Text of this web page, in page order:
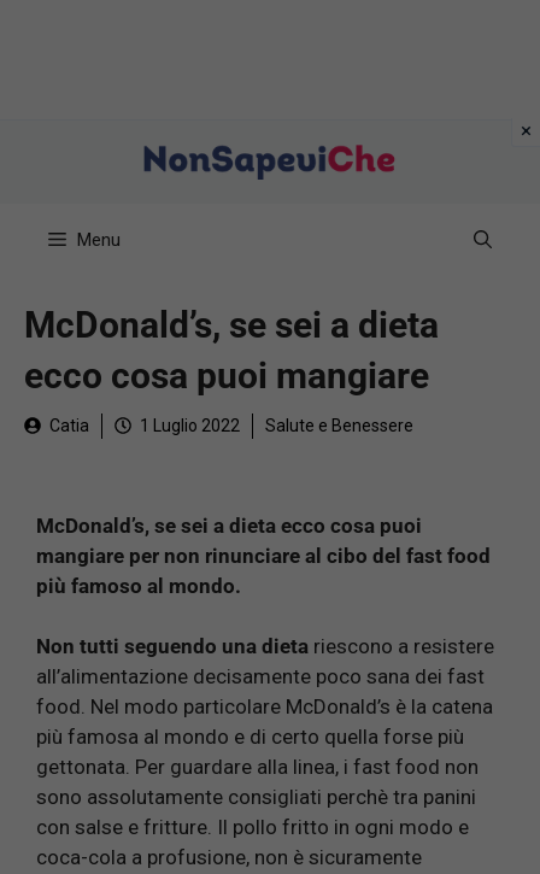
Menu
McDonald’s, se sei a dieta
ecco cosa puoi mangiare
Catia 1 Luglio 2022 Salute e Benessere
McDonald’s, se sei a dieta ecco cosa puoi
mangiare per non rinunciare al cibo del fast food
più famoso al mondo.
Non tutti seguendo una dieta riescono a resistere
all’alimentazione decisamente poco sana dei fast
food. Nel modo particolare McDonald’s è la catena
più famosa al mondo e di certo quella forse più
gettonata. Per guardare alla linea, i fast food non
sono assolutamente consigliati perchè tra panini
con salse e fritture. Il pollo fritto in ogni modo e
coca-cola a profusione, non è sicuramente